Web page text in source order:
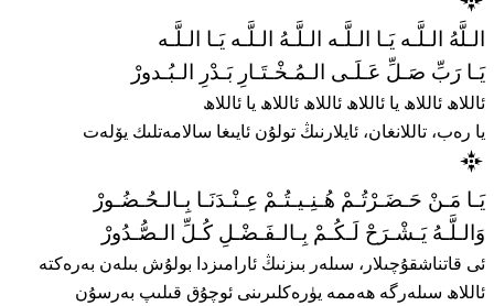
الـلَّهُ الـلَّـه يَـا الـلَّـه الـلَّـهُ الـلَّـه يَـا الـلَّـه
يَـا رَبِّ صَـلِّ عَـلَـى الـمُـخْـتَـارِ بَـدْرِ الـبُـدورْ
ئاللاھ ئاللاھ يا ئاللاھ ئاللاھ ئاللاھ يا ئاللاھ
يا رەب، تاللانغان، ئايلارنىڭ تولۇن ئايىغا سالامەتلىك يۆلەت
يَـا مَـنْ حَـضَـرْتُـمْ هُـنِـيـتُـمْ عِـنْـدَنَـا بِـالـحُـضُـورْ
وَالـلَّـهُ يَـشْـرَحْ لَـكُـمْ بِـالـفَـضْـلِ كُـلِّ الـصُّـدُورْ
ئى قاتناشقۇچىلار، سىلەر بىزنىڭ ئارامىزدا بولۇش بىلەن بەرەكتە
ئاللاھ سىلەرگە ھەممە يۈرەكلىرىنى ئوچۇق قىلىپ بەرسۇن